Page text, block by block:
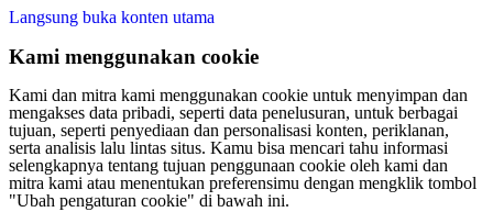
Langsung buka konten utama
Kami menggunakan cookie
Kami dan mitra kami menggunakan cookie untuk menyimpan dan
mengakses data pribadi, seperti data penelusuran, untuk berbagai
tujuan, seperti penyediaan dan personalisasi konten, periklanan,
serta analisis lalu lintas situs. Kamu bisa mencari tahu informasi
selengkapnya tentang tujuan penggunaan cookie oleh kami dan
mitra kami atau menentukan preferensimu dengan mengklik tombol
"Ubah pengaturan cookie" di bawah ini.